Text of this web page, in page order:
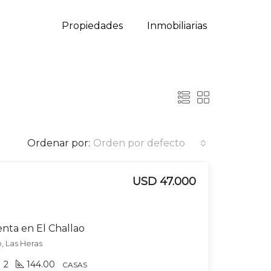
Propiedades Inmobiliarias
Ordenar por: Orden por defecto
en El Challao
USD 47.000
Las Heras
2 144.00 CASAS